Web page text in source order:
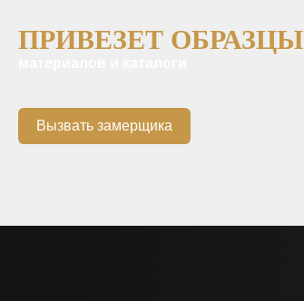
ПРИВЕЗЕТ ОБРАЗЦЫ
Вызвать замерщика